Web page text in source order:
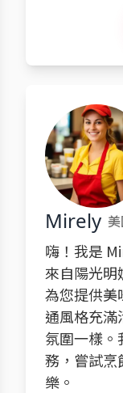
Mirely
嗨！我是
來自陽光明
為您提供美
通風格充滿
氛圍一樣。
務，嘗試烹
樂。